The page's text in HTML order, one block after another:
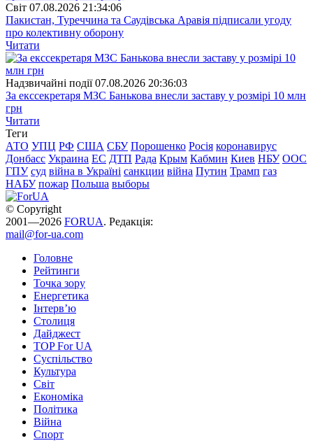
Свiт 07.08.2026 21:34:06
Пакистан, Туреччина та Саудівська Аравія підписали угоду
про колективну оборону
Читати
Надзвичайні події 07.08.2026 20:36:03
За екссекретаря МЗС Банькова внесли заставу у розмірі 10 млн
грн
Читати
Теги
АТО УПЦ РФ США СБУ Порошенко Росія коронавирус
Донбасс Украина ЕС ДТП Рада Крым Кабмин Киев НБУ ООС
ГПУ суд війна в Україні санкции війна Путин Трамп газ
НАБУ пожар Польша выборы
© Copyright
2001—2026 FORUA. Редакція:
mail@for-ua.com
Головне
Рейтинги
Точка зору
Енергетика
Інтерв’ю
Столиця
Дайджест
TOP For UA
Суспiльство
Культура
Світ
Економіка
Політика
Війна
Спорт